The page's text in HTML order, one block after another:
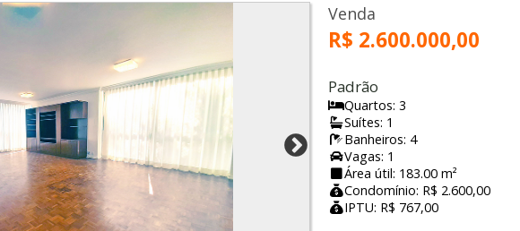
Venda
R$ 2.600.000,00
Padrão
Quartos: 3
Suítes: 1
Banheiros: 4
Vagas: 1
Área útil: 183.00 m²
Condomínio: R$ 2.600,00
IPTU: R$ 767,00